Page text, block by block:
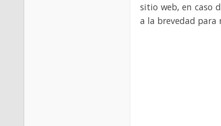
sitio web, en caso
a la brevedad para